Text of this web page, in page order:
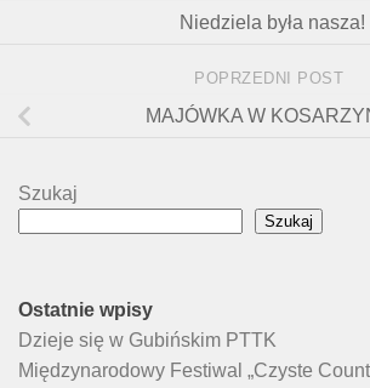
Niedziela była nasza!
POPRZEDNI POST
MAJÓWKA W
Szukaj
Szukaj
Ostatnie wpisy
Dzieje się w Gubińskim PTTK
Międzynarodowy Festiwal „Czyste